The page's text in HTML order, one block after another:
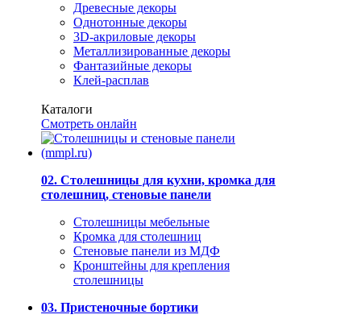
Древесные декоры
Однотонные декоры
3D-акриловые декоры
Металлизированные декоры
Фантазийные декоры
Клей-расплав
Каталоги
Смотреть онлайн
02. Столешницы для кухни, кромка для
столешниц, стеновые панели
Столешницы мебельные
Кромка для столешниц
Стеновые панели из МДФ
Кронштейны для крепления
столешницы
03. Пристеночные бортики